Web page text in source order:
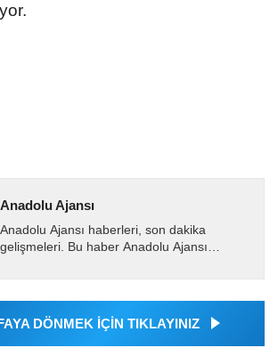
Anadolu Ajansı
Anadolu Ajansı haberleri, son dakika
gelişmeleri. Bu haber Anadolu Ajansı
tarafından geçilen tüm...
DÖNMEK İÇİN TIKLAYINIZ